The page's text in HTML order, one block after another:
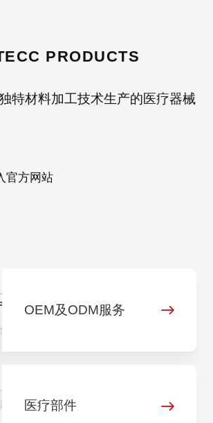
PRODUCTS
特材料加工技术生产的医疗器械
官方网站
OEM及ODM服务
医疗部件